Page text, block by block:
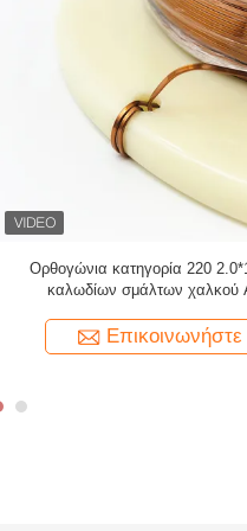
Προσαρμοσμένο υψηλής
σφραγισμένο σύρμα χαλκού
Επικοινωνήστε